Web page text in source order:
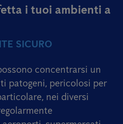
i tuoi ambienti a
SICURO
concentrarsi un
patogeni, pericolosi per
nei diversi